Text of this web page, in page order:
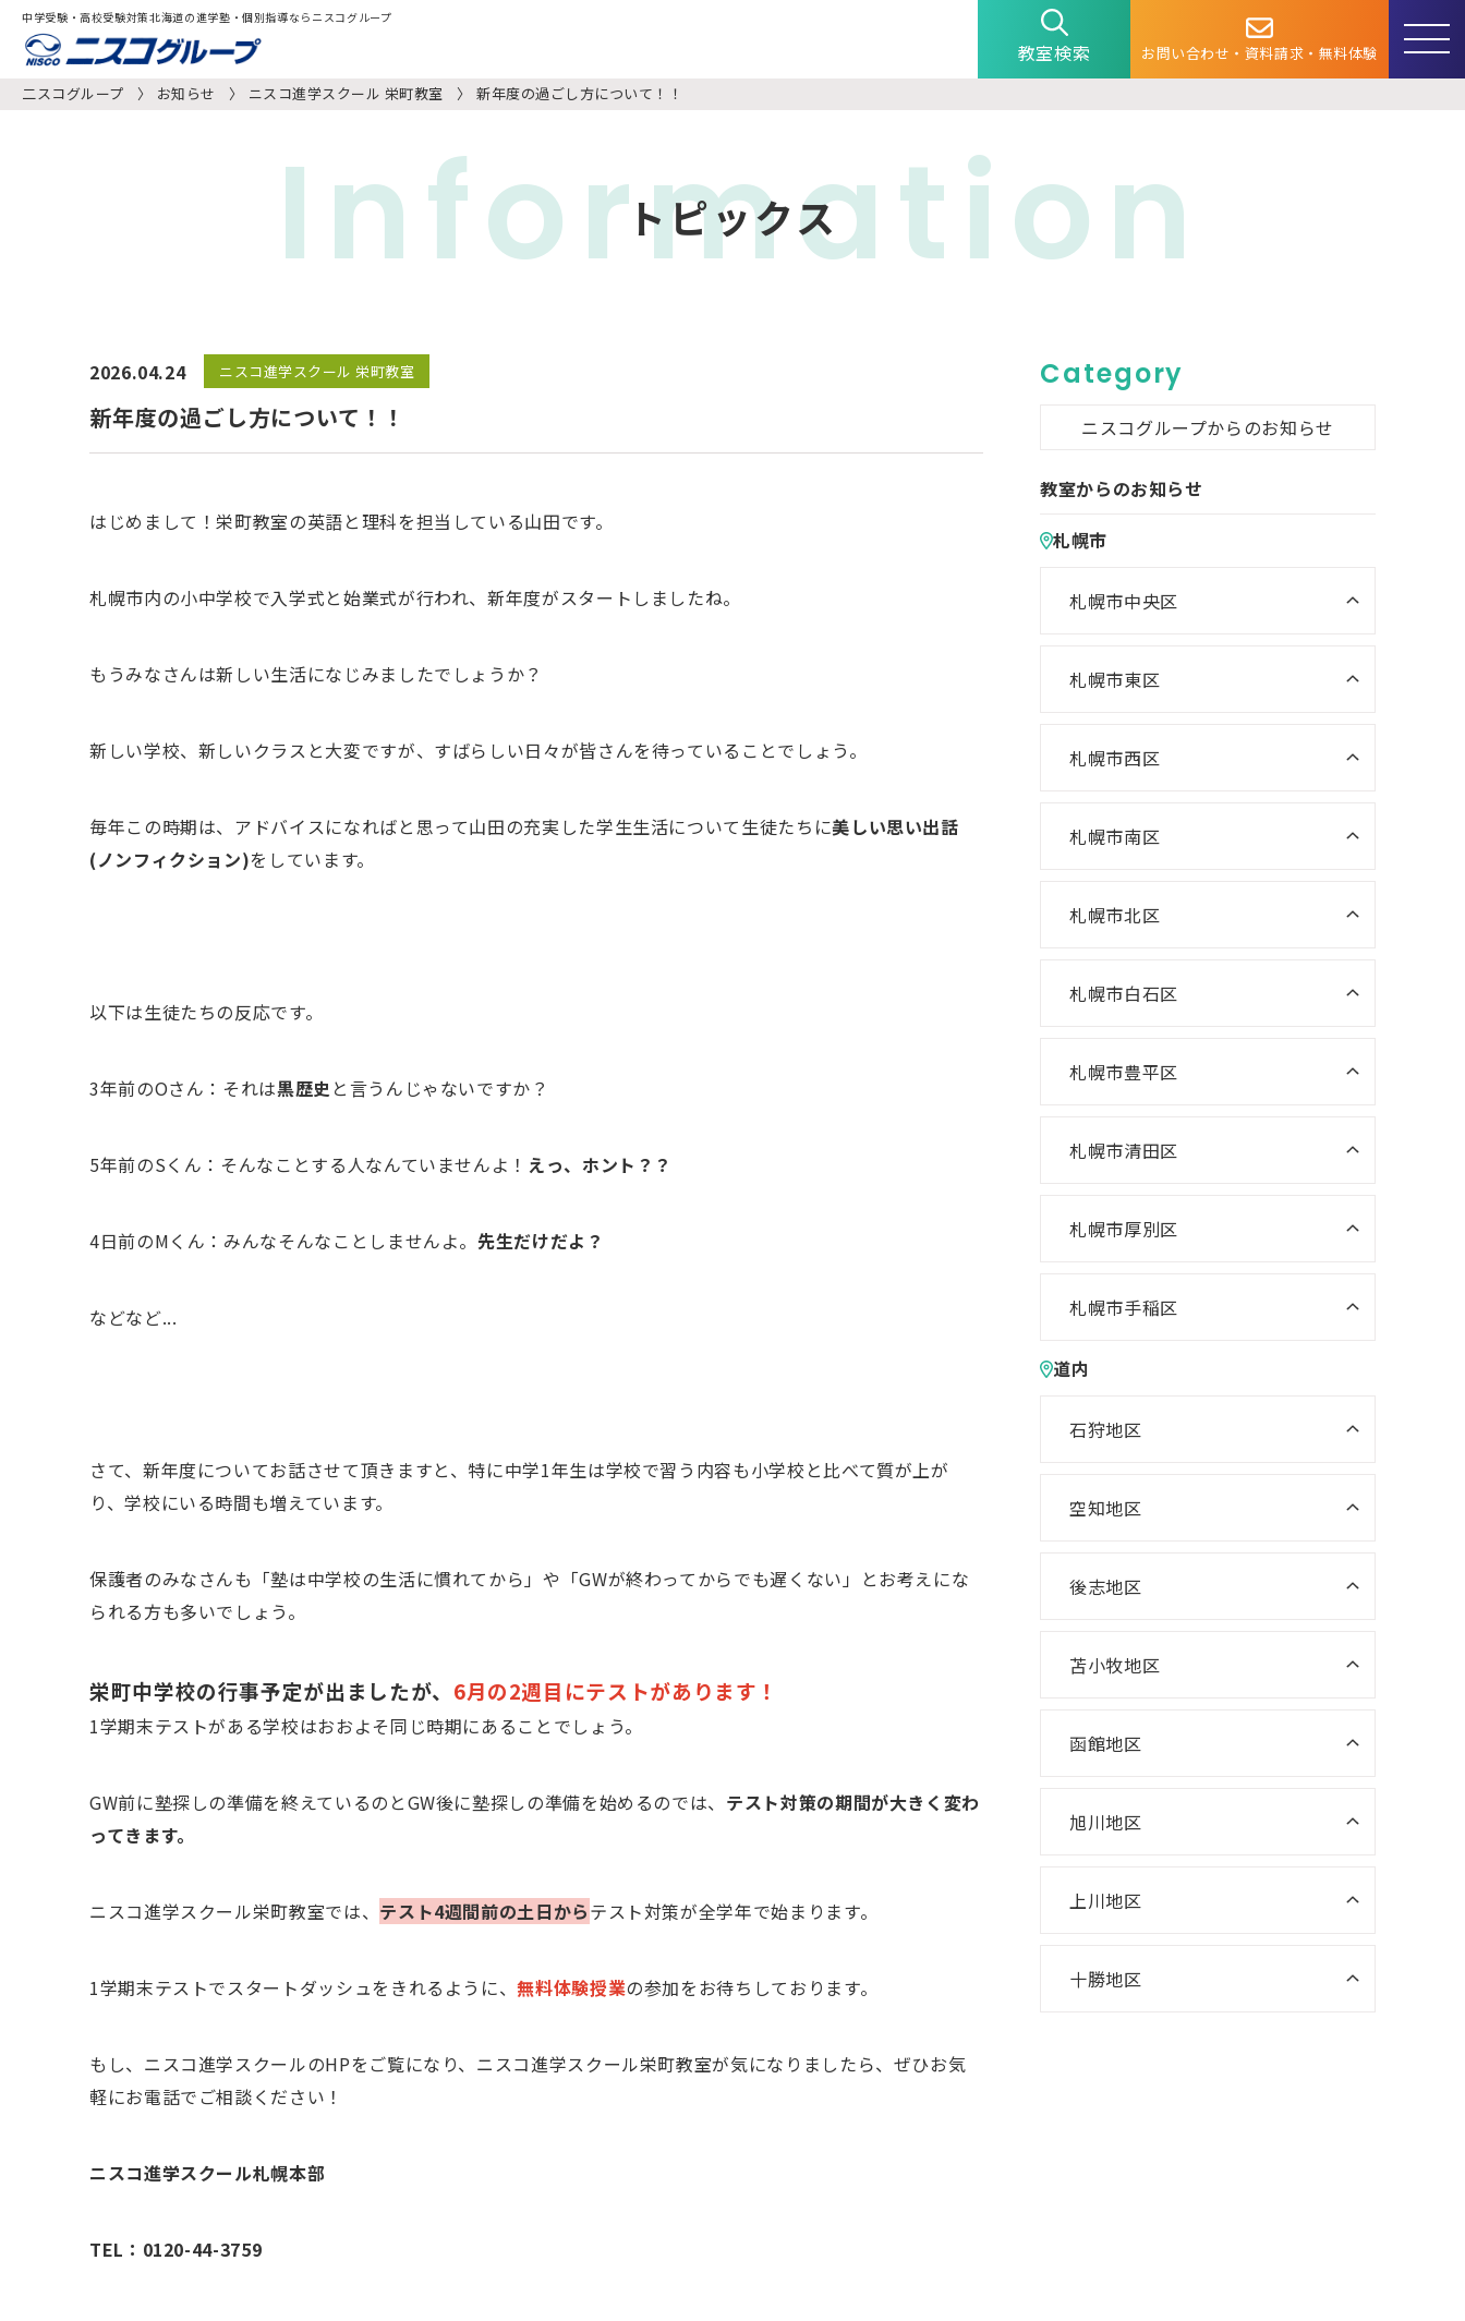
中学受験・高校受験対策北海道の進学塾・個別指導ならニスコグループ
教室検索
お問い合わせ・資料請求・無料体験
二スコグループ
お知らせ ニスコ進学スクール 栄町教室 新年度の過ごし方について！！
トピックス
Information
2026.04.24 ニスコ進学スクール 栄町教室
新年度の過ごし方について！！
はじめまして！栄町教室の英語と理科を担当している山田です。
札幌市内の小中学校で入学式と始業式が行われ、新年度がスタートしましたね。
もうみなさんは新しい生活になじみましたでしょうか？
新しい学校、新しいクラスと大変ですが、すばらしい日々が皆さんを待っていることでしょう。
毎年この時期は、アドバイスになればと思って山田の充実した学生生活について生徒たちに美しい思い出話
(ノンフィクション)をしています。
以下は生徒たちの反応です。
3年前のOさん：それは黒歴史 と言うんじゃないですか？
5年前のSくん：そんなことする人なんていませんよ！ えっ、ホント？？
4日前のMくん：みんなそんなことしませんよ。 先生だけだよ？
などなど...
さて、新年度についてお話させて頂きますと、特に中学1年生は学校で習う内容も小学校と比べて質が上が
り、学校にいる時間も増えています。
保護者のみなさんも「塾は中学校の生活に慣れてから」や「GWが終わってからでも遅くない」とお考えにな
られる方も多いでしょう。
栄町中学校の行事予定が出ましたが、 6月の2週目にテストがあります！
1学期末テストがある学校はおおよそ同じ時期にあることでしょう。
GW前に塾探しの準備を終えているのとGW後に塾探しの準備を始めるのでは、 テスト対策の期間が大きく変わ
ってきます。
ニスコ進学スクール栄町教室では、 テスト4週間前の土日からテスト対策が全学年で始まります。
1学期末テストでスタートダッシュをきれるように、無料体験授業の参加をお待ちしております。
もし、ニスコ進学スクールのHPをご覧になり、ニスコ進学スクール栄町教室が気になりましたら、ぜひお気
軽にお電話でご相談ください！
ニスコ進学スクール札幌本部
TEL：0120-44-3759
Category
ニスコグループからのお知らせ
教室からのお知らせ
札幌市
札幌市中央区
NISCO plus 伏見教室
NISCO plus 円山教室
ニスコパーソナル 伏見教室
ニスコパーソナル 啓明教室
札幌市東区
ニスコ進学スクール 札苗北教室
ニスコパーソナル 環状通東教室
札幌市西区
ニスコ進学スクール 山の手教室
ニスコ進学スクール 八軒教室
ニスコパーソナル 宮の沢教室
札幌市南区
札幌市北区
ニスコ進学スクール あいの里教
ニスコ進学スクール 屯田教室
ニスコパーソナル あいの里教室
札幌市白石区
ニスコ進学スクール 北郷教室
札幌市豊平区
ニスコパーソナル 福住教室
札幌市清田区
ニスコ進学スクール 平岡緑教室
室
室
ニスコ進学スクール 美しが丘教
札幌市厚別区
教室
室
ニスコパーソナル 平岡公園教室
札幌市手稲区
ニスコパーソナル 手稲教室
ニスコパーソナル 前田教室
道内
石狩地区
ニスコ進学スクール 大麻教室
ニスコ進学スクール 恵み野教室
ニスコパーソナル 千歳あずさ教
ニスコパーソナル 勇舞教室
空知地区
ニスコパーソナル 岩見沢教室
後志地区
苫小牧地区
函館地区
ニスコパーソナル 五稜郭教室
旭川地区
上川地区
十勝地区